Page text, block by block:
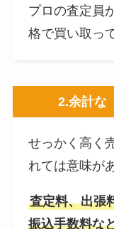
プロの査定員
格で買い取っ
2.余計な
せっかく高く
れては意味が
査定料、出張
振込手数料な